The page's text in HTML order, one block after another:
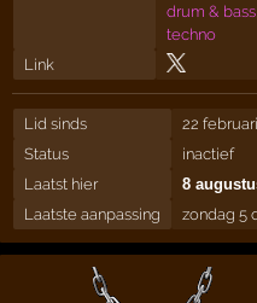
drum &
techno
Link
Lid sinds
22
Status
inactief
Laatst hier
8
Laatste aanpassing
zondag 5